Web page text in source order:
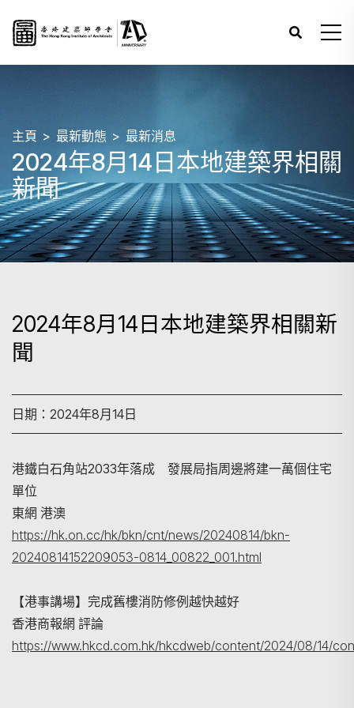
主頁 最新動態 最新消息
2024年8月14日本地建築界相關
新聞
2024年8月14日本地建築界相關新
聞
日期：2024年8月14日
港鐵白石角站2033年落成 發展局指周邊將建一萬個住宅
單位
東網 港澳
https://hk.on.cc/hk/bkn/cnt/news/20240814/bkn-
20240814152209053-0814_00822_001.html
【港事講場】完成舊樓消防修例越快越好
香港商報網 評論
https://www.hkcd.com.hk/hkcdweb/content/2024/08/14/